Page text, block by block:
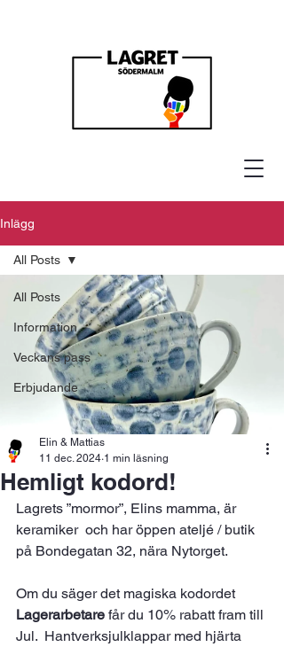
Inlägg
All Posts
Information
Veckans pass
Erbjudande
All Posts
Hemligt kodord!
Elin & Mattias
11 dec. 2024 1 min läsning
Lagrets ”mormor”, Elins mamma, är
keramiker  och har öppen ateljé / butik
på Bondegatan 32, nära Nytorget.
Om du säger det magiska kodordet
Lagerarbetare får du 10% rabatt fram till
Jul.  Hantverksjulklappar med hjärta